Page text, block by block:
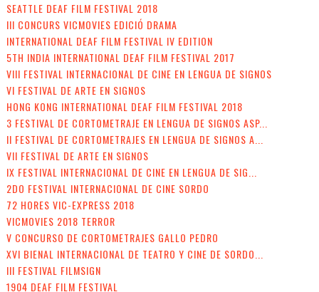
SEATTLE DEAF FILM FESTIVAL 2018
III CONCURS VICMOVIES EDICIÓ DRAMA
INTERNATIONAL DEAF FILM FESTIVAL IV EDITION
5TH INDIA INTERNATIONAL DEAF FILM FESTIVAL 2017
VIII FESTIVAL INTERNACIONAL DE CINE EN LENGUA DE SIGNOS
VI FESTIVAL DE ARTE EN SIGNOS
HONG KONG INTERNATIONAL DEAF FILM FESTIVAL 2018
3 FESTIVAL DE CORTOMETRAJE EN LENGUA DE SIGNOS ASP...
II FESTIVAL DE CORTOMETRAJES EN LENGUA DE SIGNOS A...
VII FESTIVAL DE ARTE EN SIGNOS
IX FESTIVAL INTERNACIONAL DE CINE EN LENGUA DE SIG...
2DO FESTIVAL INTERNACIONAL DE CINE SORDO
72 HORES VIC-EXPRESS 2018
VICMOVIES 2018 TERROR
V CONCURSO DE CORTOMETRAJES GALLO PEDRO
XVI BIENAL INTERNACIONAL DE TEATRO Y CINE DE SORDO...
III FESTIVAL FILMSIGN
1904 DEAF FILM FESTIVAL